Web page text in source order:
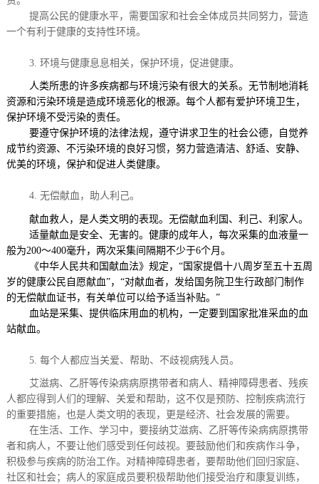
提高公民的健康水平，需要国家和社会全体成员共同努力，营造
一个有利于健康的支持性环境。
3. 环境与健康息息相关，保护环境，促进健康。
人类所患的许多疾病都与环境污染有很大的关系。无节制地消耗
资源和污染环境是造成环境恶化的根源。每个人都有爱护环境卫生，
保护环境不受污染的责任。
要遵守保护环境的法律法规，遵守讲求卫生的社会公德，自觉养
成节约资源、不污染环境的良好习惯，努力营造清洁、舒适、安静、
优美的环境，保护和促进人类健康。
4. 无偿献血，助人利己。
献血救人，是人类文明的表现。无偿献血利国、利己、利家人。
适量献血是安全、无害的。健康的成年人，每次采集的血液量一
般为200～400毫升，两次采集间隔期不少于6个月。
《中华人民共和国献血法》规定， “国家提倡十八周岁至五十五周
岁的健康公民自愿献血”， “对献血者，发给国务院卫生行政部门制作
的无偿献血证书，有关单位可以给予适当补贴。 ”
血站是采集、提供临床用血的机构，一定要到国家批准采血的血
站献血。
5. 每个人都应当关爱、帮助、不歧视病残人员。
艾滋病、乙肝等传染病病原携带者和病人、精神障碍患者、残疾
人都应得到人们的理解、关爱和帮助，这不仅是预防、控制疾病流行
的重要措施，也是人类文明的表现，更是经济、社会发展的需要。
在生活、工作、学习中，要接纳艾滋病、乙肝等传染病病原携带
者和病人，不要让他们感受到任何歧视。要鼓励他们和疾病作斗争，
积极参与疾病的防治工作。对精神障碍患者，要帮助他们回归家庭、
社区和社会；病人的家庭成员要积极帮助他们接受治疗和康复训练，